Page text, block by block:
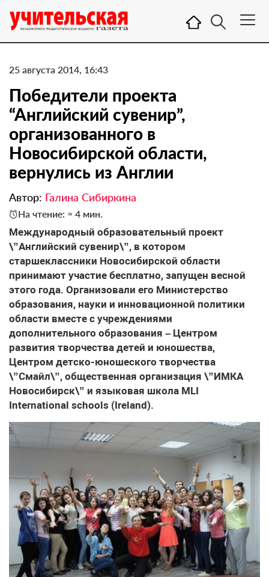
25 августа 2014, 16:43
Победители проекта
“Английский сувенир”,
организованного в
Новосибирской области,
вернулись из Англии
Автор: Галина Сибиркина
На чтение: ≈ 4 мин.
Международный образовательный проект
\”Английский сувенир\”, в котором
старшеклассники Новосибирской области
принимают участие бесплатно, запущен весной
этого года. Организовали его Министерство
образования, науки и инновационной политики
области вместе с учреждениями
дополнительного образования – Центром
развития творчества детей и юношества,
Центром детско-юношеского творчества
\”Смайл\”, общественная организация \”ИМКА
Новосибирск\” и языковая школа MLI
International schools (Ireland).